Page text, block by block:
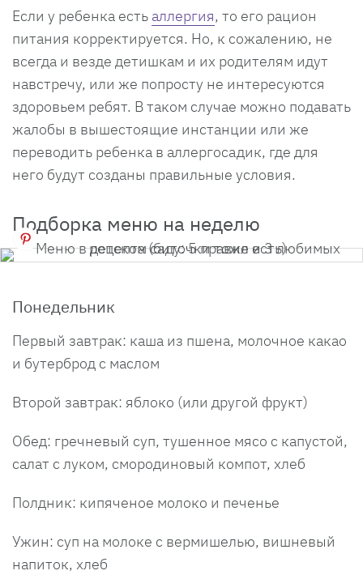
Если у ребенка есть аллергия, то его рацион
питания корректируется. Но, к сожалению, не
всегда и везде детишкам и их родителям идут
навстречу, или же попросту не интересуются
здоровьем ребят. В таком случае можно подавать
жалобы в вышестоящие инстанции или же
переводить ребенка в аллергосадик, где для
него будут созданы правильные условия.
Подборка меню на неделю
Понедельник
Первый завтрак: каша из пшена, молочное какао
и бутерброд с маслом
Второй завтрак: яблоко (или другой фрукт)
Обед: гречневый суп, тушенное мясо с капустой,
салат с луком, смородиновый компот, хлеб
Полдник: кипяченое молоко и печенье
Ужин: суп на молоке с вермишелью, вишневый
напиток, хлеб